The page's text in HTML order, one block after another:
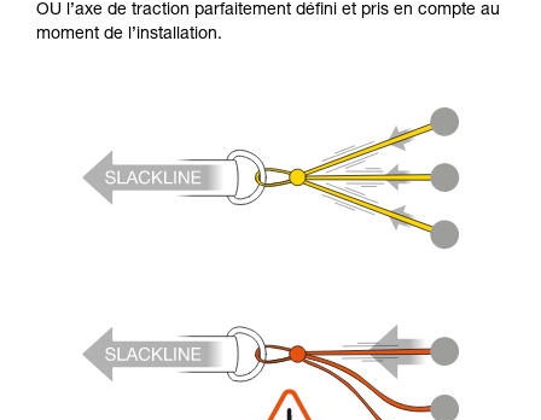
OU l’axe de traction parfaitement défini et pris en compte au
moment de l’installation.